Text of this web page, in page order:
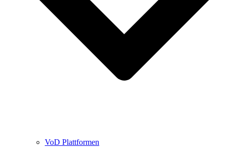
VoD Plattformen